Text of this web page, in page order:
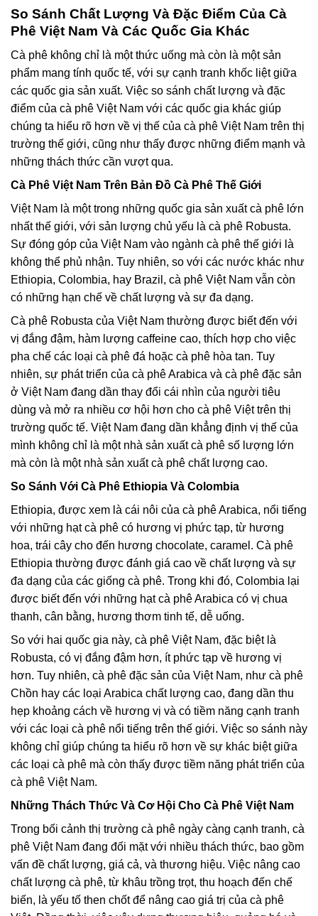
So Sánh Chất Lượng Và Đặc Điểm Của Cà
Phê Việt Nam Và Các Quốc Gia Khác
Cà phê không chỉ là một thức uống mà còn là một sản
phẩm mang tính quốc tế, với sự cạnh tranh khốc liệt giữa
các quốc gia sản xuất. Việc so sánh chất lượng và đặc
điểm của cà phê Việt Nam với các quốc gia khác giúp
chúng ta hiểu rõ hơn về vị thế của cà phê Việt Nam trên thị
trường thế giới, cũng như thấy được những điểm mạnh và
những thách thức cần vượt qua.
Cà Phê Việt Nam Trên Bản Đồ Cà Phê Thế Giới
Việt Nam là một trong những quốc gia sản xuất cà phê lớn
nhất thế giới, với sản lượng chủ yếu là cà phê Robusta.
Sự đóng góp của Việt Nam vào ngành cà phê thế giới là
không thể phủ nhận. Tuy nhiên, so với các nước khác như
Ethiopia, Colombia, hay Brazil, cà phê Việt Nam vẫn còn
có những hạn chế về chất lượng và sự đa dạng.
Cà phê Robusta của Việt Nam thường được biết đến với
vị đắng đậm, hàm lượng caffeine cao, thích hợp cho việc
pha chế các loại cà phê đá hoặc cà phê hòa tan. Tuy
nhiên, sự phát triển của cà phê Arabica và cà phê đặc sản
ở Việt Nam đang dần thay đổi cái nhìn của người tiêu
dùng và mở ra nhiều cơ hội hơn cho cà phê Việt trên thị
trường quốc tế. Việt Nam đang dần khẳng định vị thế của
mình không chỉ là một nhà sản xuất cà phê số lượng lớn
mà còn là một nhà sản xuất cà phê chất lượng cao.
So Sánh Với Cà Phê Ethiopia Và Colombia
Ethiopia, được xem là cái nôi của cà phê Arabica, nổi tiếng
với những hạt cà phê có hương vị phức tạp, từ hương
hoa, trái cây cho đến hương chocolate, caramel. Cà phê
Ethiopia thường được đánh giá cao về chất lượng và sự
đa dạng của các giống cà phê. Trong khi đó, Colombia lại
được biết đến với những hạt cà phê Arabica có vị chua
thanh, cân bằng, hương thơm tinh tế, dễ uống.
So với hai quốc gia này, cà phê Việt Nam, đặc biệt là
Robusta, có vị đắng đậm hơn, ít phức tạp về hương vị
hơn. Tuy nhiên, cà phê đặc sản của Việt Nam, như cà phê
Chồn hay các loại Arabica chất lượng cao, đang dần thu
hẹp khoảng cách về hương vị và có tiềm năng cạnh tranh
với các loại cà phê nổi tiếng trên thế giới. Việc so sánh này
không chỉ giúp chúng ta hiểu rõ hơn về sự khác biệt giữa
các loại cà phê mà còn thấy được tiềm năng phát triển của
cà phê Việt Nam.
Những Thách Thức Và Cơ Hội Cho Cà Phê Việt Nam
Trong bối cảnh thị trường cà phê ngày càng cạnh tranh, cà
phê Việt Nam đang đối mặt với nhiều thách thức, bao gồm
vấn đề chất lượng, giá cả, và thương hiệu. Việc nâng cao
chất lượng cà phê, từ khâu trồng trọt, thu hoạch đến chế
biến, là yếu tố then chốt để nâng cao giá trị của cà phê